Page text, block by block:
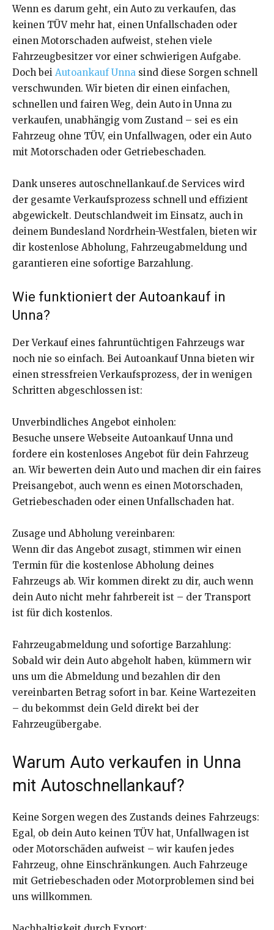
Wenn es darum geht, ein Auto zu verkaufen, das
keinen TÜV mehr hat, einen Unfallschaden oder
einen Motorschaden aufweist, stehen viele
Fahrzeugbesitzer vor einer schwierigen Aufgabe.
Doch bei Autoankauf Unna sind diese Sorgen schnell
verschwunden. Wir bieten dir einen einfachen,
schnellen und fairen Weg, dein Auto in Unna zu
verkaufen, unabhängig vom Zustand – sei es ein
Fahrzeug ohne TÜV, ein Unfallwagen, oder ein Auto
mit Motorschaden oder Getriebeschaden.
Dank unseres autoschnellankauf.de Services wird
der gesamte Verkaufsprozess schnell und effizient
abgewickelt. Deutschlandweit im Einsatz, auch in
deinem Bundesland Nordrhein-Westfalen, bieten wir
dir kostenlose Abholung, Fahrzeugabmeldung und
garantieren eine sofortige Barzahlung.
Wie funktioniert der Autoankauf in
Unna?
Der Verkauf eines fahruntüchtigen Fahrzeugs war
noch nie so einfach. Bei Autoankauf Unna bieten wir
einen stressfreien Verkaufsprozess, der in wenigen
Schritten abgeschlossen ist:
Unverbindliches Angebot einholen:
Besuche unsere Webseite Autoankauf Unna und
fordere ein kostenloses Angebot für dein Fahrzeug
an. Wir bewerten dein Auto und machen dir ein faires
Preisangebot, auch wenn es einen Motorschaden,
Getriebeschaden oder einen Unfallschaden hat.
Zusage und Abholung vereinbaren:
Wenn dir das Angebot zusagt, stimmen wir einen
Termin für die kostenlose Abholung deines
Fahrzeugs ab. Wir kommen direkt zu dir, auch wenn
dein Auto nicht mehr fahrbereit ist – der Transport
ist für dich kostenlos.
Fahrzeugabmeldung und sofortige Barzahlung:
Sobald wir dein Auto abgeholt haben, kümmern wir
uns um die Abmeldung und bezahlen dir den
vereinbarten Betrag sofort in bar. Keine Wartezeiten
– du bekommst dein Geld direkt bei der
Fahrzeugübergabe.
Warum Auto verkaufen in Unna
mit Autoschnellankauf?
Keine Sorgen wegen des Zustands deines Fahrzeugs:
Egal, ob dein Auto keinen TÜV hat, Unfallwagen ist
oder Motorschäden aufweist – wir kaufen jedes
Fahrzeug, ohne Einschränkungen. Auch Fahrzeuge
mit Getriebeschaden oder Motorproblemen sind bei
uns willkommen.